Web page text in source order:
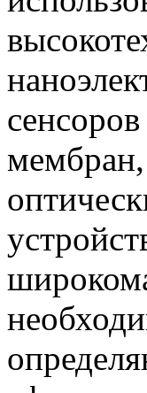
мембран,